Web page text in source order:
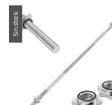
Sin stock